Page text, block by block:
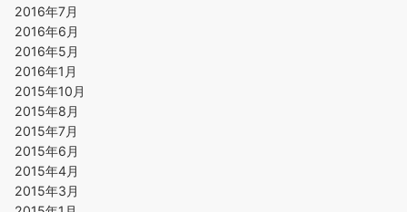
2016年7月
2016年6月
2016年5月
2016年1月
2015年10月
2015年8月
2015年7月
2015年6月
2015年4月
2015年3月